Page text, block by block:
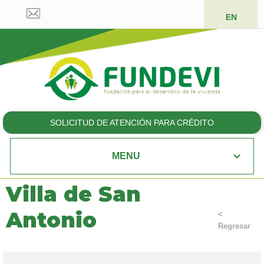
EN
SOLICITUD DE ATENCIÓN PARA CRÉDITO
MENU
Villa de San
Antonio
<
Regresar